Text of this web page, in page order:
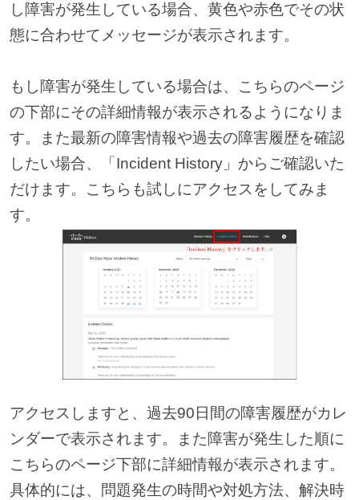
し障害が発生している場合、黄色や赤色でその状
態に合わせてメッセージが表示されます。
もし障害が発生している場合は、こちらのページ
の下部にその詳細情報が表示されるようになりま
す。また最新の障害情報や過去の障害履歴を確認
したい場合、「Incident History」からご確認いた
だけます。こちらも試しにアクセスをしてみま
す。
アクセスしますと、過去90日間の障害履歴がカレ
ンダーで表示されます。また障害が発生した順に
こちらのページ下部に詳細情報が表示されます。
具体的には、問題発生の時間や対処方法、解決時